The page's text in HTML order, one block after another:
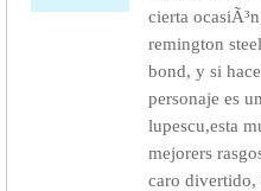
cierta
remington
bond, y si
personaje es
lupescu,esta
mejorers
caro divertido,